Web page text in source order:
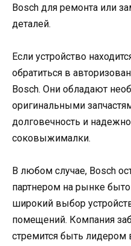
Bosch для ремонта или
деталей.
Если устройство
обратиться в
Bosch. Они обладают
оригинальными
долговечность и
соковыжималки.
В любом случае, Bosch
партнером на рынке
широкий выбор
помещений. Компания
стремится быть лидером